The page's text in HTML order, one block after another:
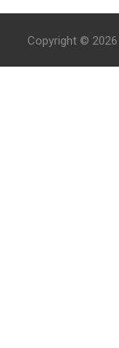
Copyright © 2026